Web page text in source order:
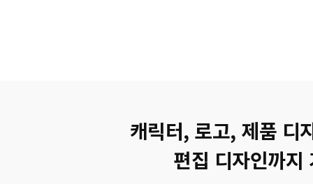
캐릭터, 로고, 제품 디
편집 디자인까지